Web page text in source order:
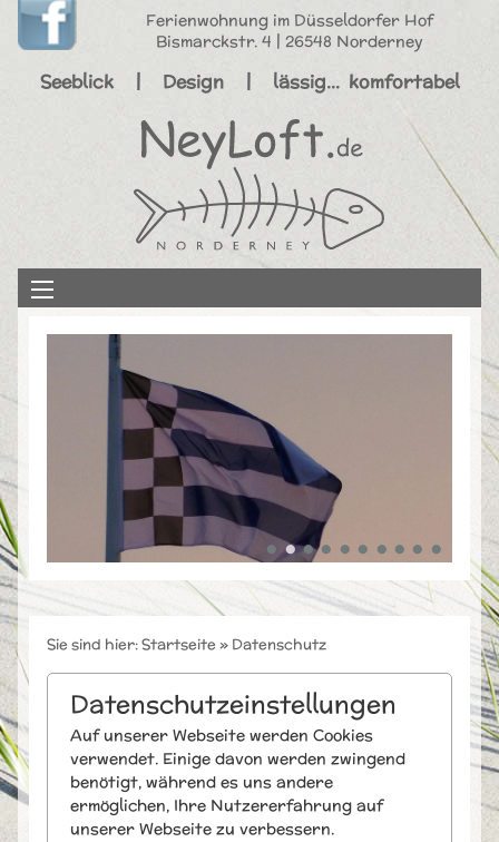
Ferienwohnung im Düsseldorfer Hof
Bismarckstr. 4 | 26548 Norderney
Seeblick | Design | lässig… komfortabel
Sie sind hier:Startseite» Datenschutz
Datenschutzeinstellungen
Auf unserer Webseite werden Cookies
verwendet. Einige davon werden zwingend
benötigt, während es uns andere
ermöglichen, Ihre Nutzererfahrung auf
unserer Webseite zu verbessern.